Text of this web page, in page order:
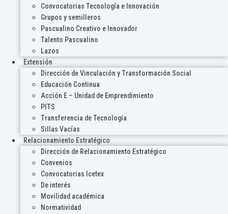
Convocatorias Tecnología e Innovación
Grupos y semilleros
Pascualino Creativo e Innovador
Talento Pascualino
Lazos
Extensión
Dirección de Vinculación y Transformación Social
Educación Continua
Acción E – Unidad de Emprendimiento
PITS
Transferencia de Tecnología
Sillas Vacías
Relacionamiento Estratégico
Dirección de Relacionamiento Estratégico
Convenios
Convocatorias Icetex
De interés
Movilidad académica
Normatividad